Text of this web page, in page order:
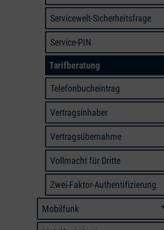
Servicewelt-Sicherheitsfrage
Service-PIN
Tarifberatung
Telefonbucheintrag
Vertragsinhaber
Vertragsübernahme
Vollmacht für Dritte
Zwei-Faktor-Authentifizierung
Mobilfunk